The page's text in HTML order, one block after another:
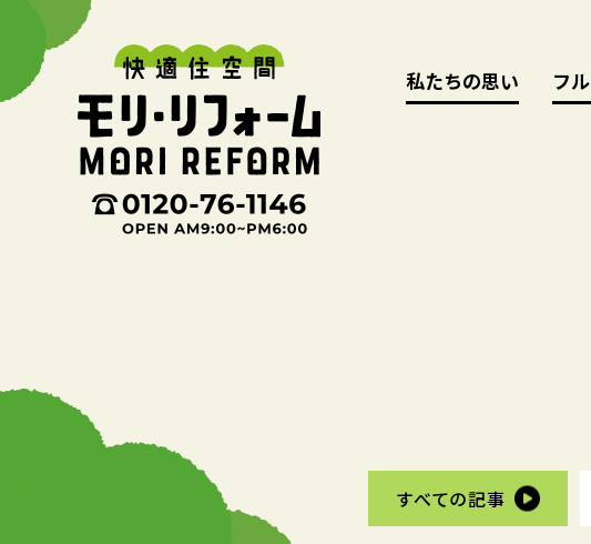
私たちの思い
私たちの思い フ
フ
すべての記事
すべての記事